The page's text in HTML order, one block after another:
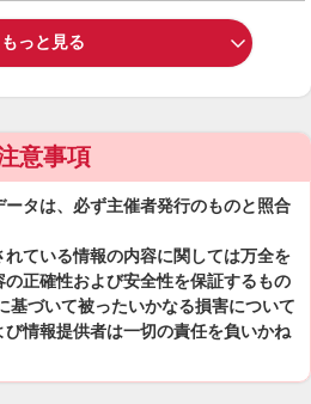
もっと見る
意事項
タは、必ず主催者発行のものと照合
ている情報の内容に関しては万全を
正確性および安全性を保証するもの
基づいて被ったいかなる損害について
情報提供者は一切の責任を負いかね